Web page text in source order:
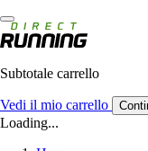
Subtotale carrello
Vedi il mio carrello
Loading...